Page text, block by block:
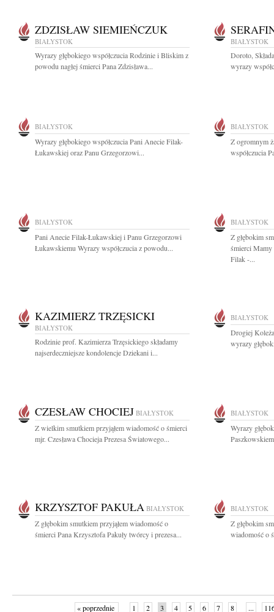
ZDZISŁAW SIEMIEŃCZUK
BIAŁYSTOK
Wyrazy głębokiego współczucia Rodzinie i Bliskim z
powodu nagłej śmierci Pana Zdzisława...
BIAŁYSTOK
Doroto,
wyrazy
BIAŁYSTOK
Wyrazy głębokiego współczucia Pani Anecie Filak-
Łukawskiej oraz Panu Grzegorzowi...
BIAŁYSTOK
Z ogromnym
współczucia
BIAŁYSTOK
Pani Anecie Filak-Łukawskiej i Panu Grzegorzowi
Łukawskiemu Wyrazy współczucia z powodu...
BIAŁYSTOK
Z głębokim
śmierci
Filak -...
KAZIMIERZ TRZĘSICKI
BIAŁYSTOK
Rodzinie prof. Kazimierza Trzęsickiego składamy
najserdeczniejsze kondolencje Dziekani i...
BIAŁYSTOK
Drogiej
wyrazy
CZESŁAW CHOCIEJ BIAŁYSTOK
Z wielkim smutkiem przyjąłem wiadomość o śmierci
mjr. Czesława Chocieja Prezesa Światowego...
BIAŁYSTOK
Wyrazy
KRZYSZTOF PAKUŁA BIAŁYSTOK
Z głębokim smutkiem przyjąłem wiadomość o
śmierci Pana Krzysztofa Pakuły twórcy i prezesa...
BIAŁYSTOK
Z głębokim
wiadomość o
« poprzednie 1 2 3 4 5 6 7 8 ...